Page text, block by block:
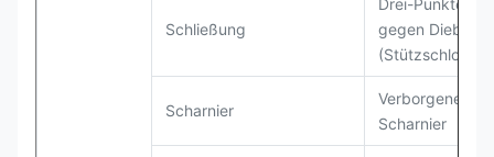
Schließung
Drei-Punkte-
gegen
(Stützschloss)
Scharnier
Verborgenes
Scharnier